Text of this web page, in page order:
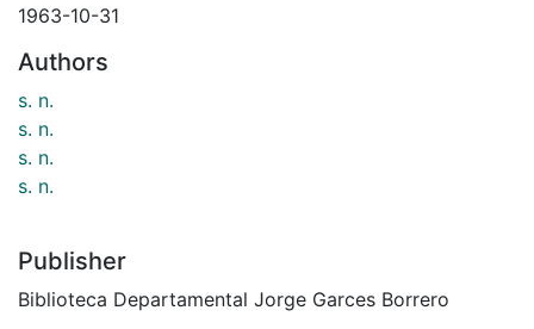
1963-10-31
Authors
s. n.
s. n.
s. n.
s. n.
Publisher
Biblioteca Departamental Jorge Garces Borrero